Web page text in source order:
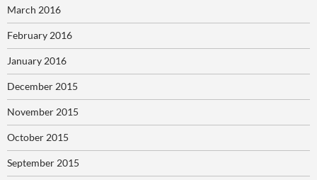
March 2016
February 2016
January 2016
December 2015
November 2015
October 2015
September 2015